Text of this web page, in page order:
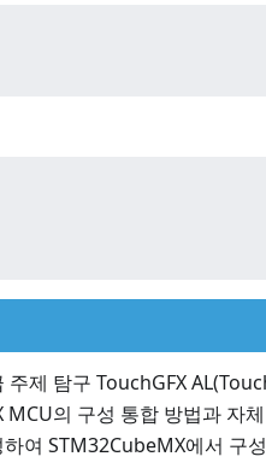
제 탐구 TouchGFX
의 구성 통합 방법과 자
여 STM32CubeMX에서 구